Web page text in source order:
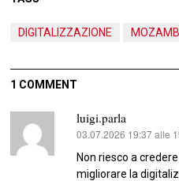
DIGITALIZZAZIONE
1 COMMENT
luigi.parla
ha
detto:
03.07.2026 19:37 alle
Non riesco a
migliorare la